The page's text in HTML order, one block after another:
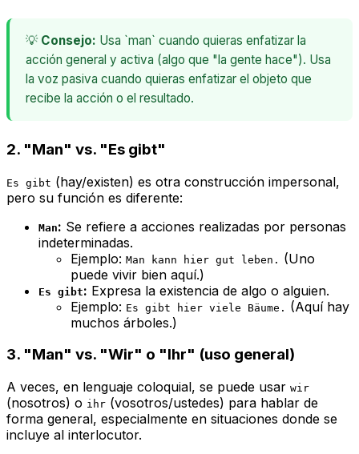
💡 Consejo: Usa `man` cuando quieras enfatizar la
acción general y activa (algo que "la gente hace"). Usa
la voz pasiva cuando quieras enfatizar el objeto que
recibe la acción o el resultado.
2. "Man" vs. "Es gibt"
Es gibt (hay/existen) es otra construcción impersonal,
pero su función es diferente:
Man: Se refiere a acciones realizadas por personas
indeterminadas.
Ejemplo: Man kann hier gut leben. (Uno
puede vivir bien aquí.)
Es gibt: Expresa la existencia de algo o alguien.
Ejemplo: Es gibt hier viele Bäume. (Aquí hay
muchos árboles.)
3. "Man" vs. "Wir" o "Ihr" (uso general)
A veces, en lenguaje coloquial, se puede usar wir
(nosotros) o ihr (vosotros/ustedes) para hablar de
forma general, especialmente en situaciones donde se
incluye al interlocutor.